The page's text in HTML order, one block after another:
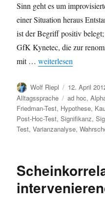
Sinn geht es um
einer Situation heraus
ist der Begriff positiv
GfK Kynetec, die zur
mit …„ad hoc und post hoc“
weiterlesen
Autor
Wolf Riepl
Veröffentlicht
am
12. April
Alltagssprache
Schlagwörter
ad hoc,
Friedman-Test, Hypothese,
Post-Hoc-Test,Signifikanz,
Test,Varianzanalyse,